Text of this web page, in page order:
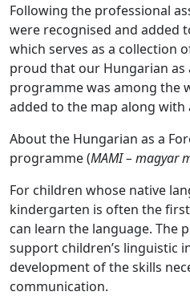
Following the professional
were recognised and added
which serves as a collection
proud that our Hungarian as
programme was among the
added to the map along
About the Hungarian as a
programme (MAMI – magyar
For children whose native
kindergarten is often the
can learn the language. The
support children’s linguistic
development of the skills
communication.